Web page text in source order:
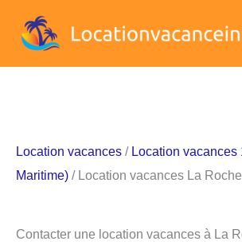
Location vacances / Location vacances
Maritime) / Location vacances La
Contacter une location vacances à La